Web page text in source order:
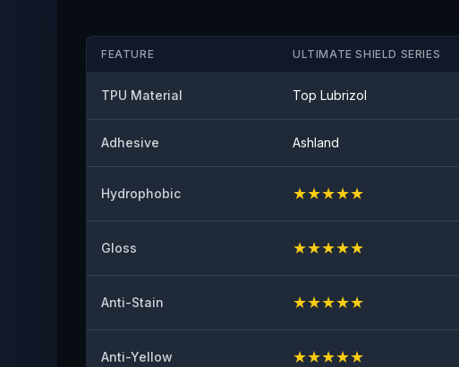
FEATURE ULTIMATE SHIELD SERIES
TPU Material Top Lubrizol
Adhesive Ashland
Hydrophobic ★★★★★
Gloss ★★★★★
Anti-Stain ★★★★★
Anti-Yellow ★★★★★